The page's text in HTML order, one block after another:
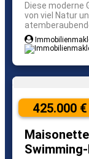
Diese
von viel Natur
425.000 €